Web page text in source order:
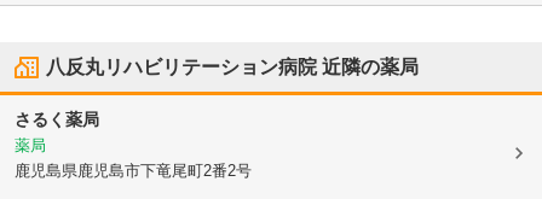
八反丸リハビリテーション病院近隣の薬局
さるく薬局
薬局
鹿児島県鹿児島市下竜尾町2番2号